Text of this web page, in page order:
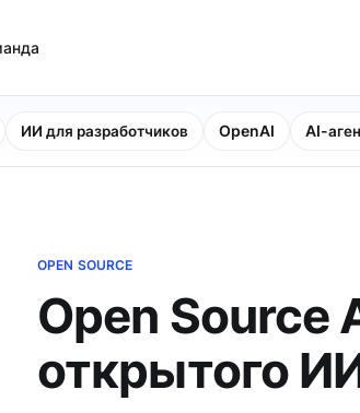
ИИ для разработчиков OpenAI AI-
OPEN SOURCE
Open Source
открытого